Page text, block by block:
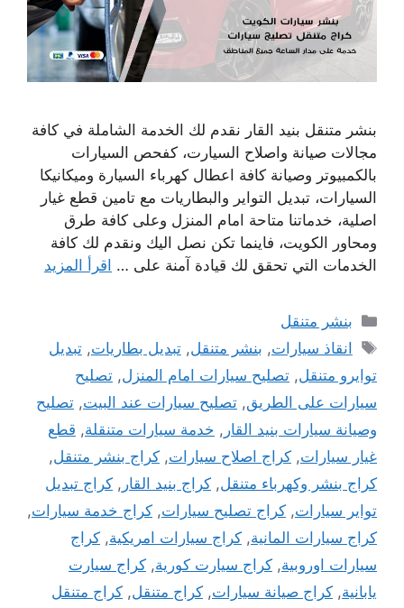
بنشر متنقل بنيد القار نقدم لك الخدمة الشاملة في كافة
مجالات صيانة واصلاح السيارت، كفحص السيارات
بالكمبيوتر وصيانة كافة اعطال كهرباء السيارة وميكانيكا
السيارات، تبديل التواير والبطاريات مع تامين قطع غيار
اصلية، خدماتنا متاحة امام المنزل وعلى كافة طرق
ومحاور الكويت، فاينما تكن نصل اليك ونقدم لك كافة
الخدمات التي تحقق لك قيادة آمنة على … اقرأ المزيد
التصنيفات
بنشر متنقل
الوسوم
انقاذ سيارات, بنشر متنقل,تبديل بطاريات,تبديل
توايرو متنقل, تصليح سيارات امام المنزل, تصليح
سيارات على الطريق, تصليح سيارات عند البيت, تصليح
وصيانة سيارات بنيد القار , خدمة سيارات متنقلة, قطع
غيار سيارات, كراج اصلاح سيارات, كراج بنشر متنقل,
كراج بنشر وكهرباء متنقل, كراج بنيد القار , كراج تبديل
تواير سيارات, كراج تصليح سيارات, كراج خدمة سيارات,
كراج سيارات المانية, كراج سيارات امريكية, كراج
سيارات اوروبية, كراج سيارت كورية, كراج سيارت
يابانية, كراج صيانة سيارات, كراج متنقل, كراج متنقل